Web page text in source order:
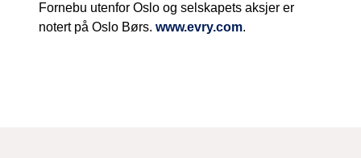
Fornebu utenfor Oslo og selskapets aksjer er
notert på Oslo Børs. www.evry.com.